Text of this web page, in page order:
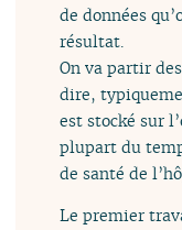
de données
résultat.
On va partir
dire,
est stocké sur
plupart du
de santé de
Le premier